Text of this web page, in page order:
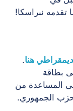
تقدمه نبراسكا!
هنا.
بطاقة
بحاجة إلى المساعدة من
الجمهوري.